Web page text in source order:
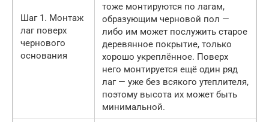
Шаг 1. Монтаж
лаг поверх
чернового
основания
тоже монтируются по лагам,
образующим черновой пол —
либо им может послужить старое
деревянное покрытие, только
хорошо укреплённое. Поверх
него монтируется ещё один ряд
лаг — уже без всякого утеплителя,
поэтому высота их может быть
минимальной.